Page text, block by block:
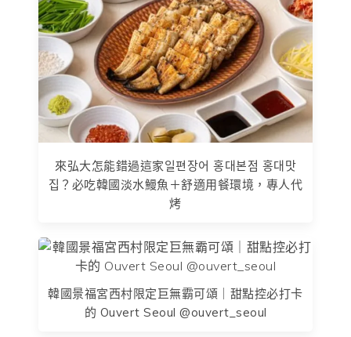
來弘大怎能錯過這家일편장어 홍대본점 홍대맛
집？必吃韓國淡水鰻魚＋舒適用餐環境，專人代
烤
韓國景福宮西村限定巨無霸可頌｜甜點控必打卡
的 Ouvert Seoul @ouvert_seoul